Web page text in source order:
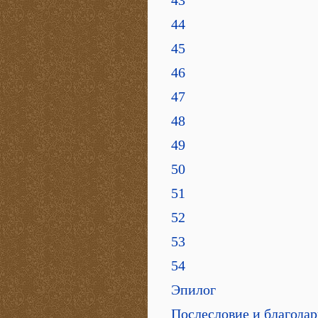
44
45
46
47
48
49
50
51
52
53
54
Эпилог
Послесловие и